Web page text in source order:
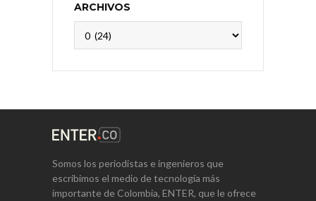
ARCHIVOS
Somos los periodistas e ingenieros que
escribimos el medio de tecnología más
importante de Colombia, ENTER, que le ofrece